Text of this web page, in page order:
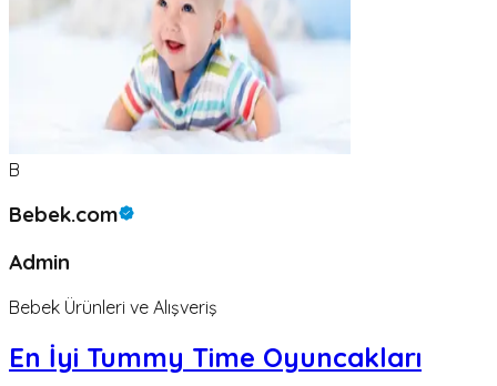
B
Bebek.com
Admin
Bebek Ürünleri ve Alışveriş
En İyi Tummy Time Oyuncakları